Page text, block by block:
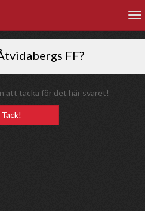
FF?
att tacka för det här svaret!
Tack!